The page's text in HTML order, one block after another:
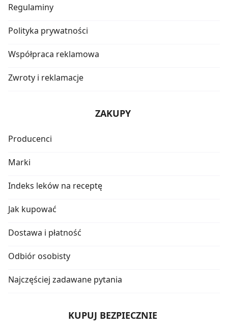
Regulaminy
Polityka prywatności
Współpraca reklamowa
Zwroty i reklamacje
ZAKUPY
Producenci
Marki
Indeks leków na receptę
Jak kupować
Dostawa i płatność
Odbiór osobisty
Najczęściej zadawane pytania
KUPUJ BEZPIECZNIE